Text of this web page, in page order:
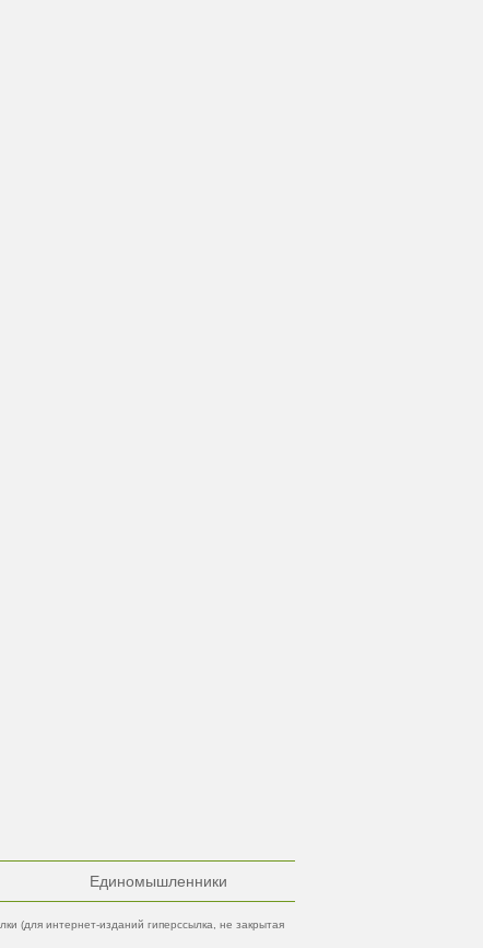
Единомышленники
(для интернет-изданий гиперссылка, не закрытая